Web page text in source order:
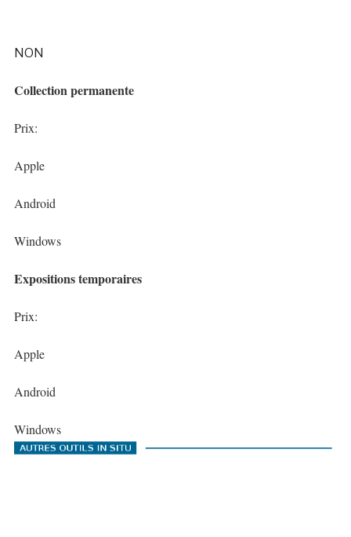
NON
Collection permanente
Prix:
Apple
Android
Windows
Expositions temporaires
Prix:
Apple
Android
Windows